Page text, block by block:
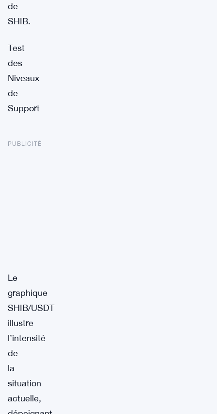
de
SHIB.
Test
des
Niveaux
de
Support
PUBLICITÉ
Le
graphique
SHIB/USDT
illustre
l’intensité
de
la
situation
actuelle,